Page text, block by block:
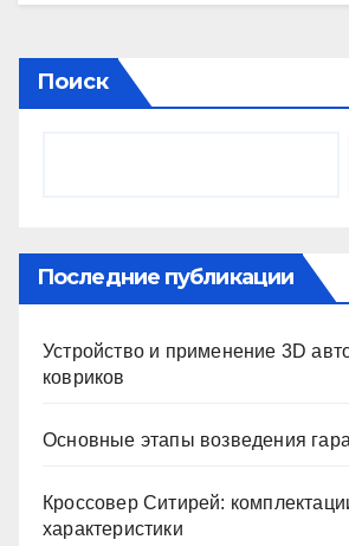
Поиск
Последние публикации
Устройство и применение 3D
ковриков
Основные этапы возведения
Кроссовер Ситирей:
характеристики